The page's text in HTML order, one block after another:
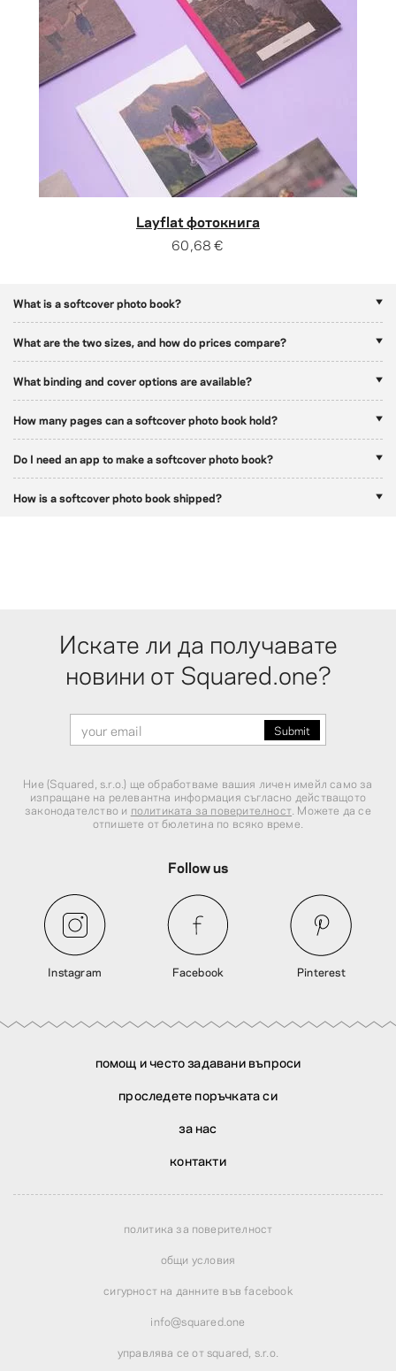
Layflat фотокнига
60,68 €
What is a softcover photo book?
What are the two sizes, and how do prices compare?
What binding and cover options are available?
How many pages can a softcover photo book hold?
Do I need an app to make a softcover photo book?
How is a softcover photo book shipped?
Искате ли да получавате
новини от Squared.one?
Ние (Squared, s.r.o.) ще обработваме вашия личен имейл само за
изпращане на релевантна информация съгласно действащото
законодателство и политиката за поверителност . Можете да се
отпишете от бюлетина по всяко време.
Follow us
Instagram Facebook Pinterest
помощ и често задавани въпроси
проследете поръчката си
за нас
контакти
политика за поверителност
общи условия
сигурност на данните във facebook
info@squared.one
управлява се от squared, s.r.o.